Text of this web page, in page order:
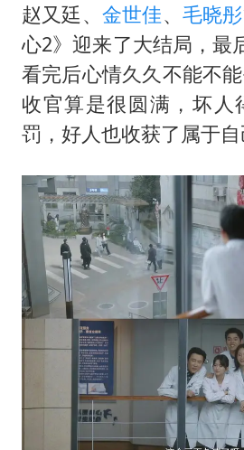
你常吃
赵又廷、 金世佳、 毛晓彤
心2》迎来了大结局，最
看完后心情久久不能不
收官算是很圆满，坏人
罚，好人也收获了属于自